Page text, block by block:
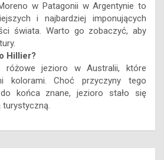
w Patagonii w Argentynie to
i najbardziej imponujących
świata. Warto go zobaczyć, aby
Hillier?
różowe jezioro w Australii, które
kolorami. Choć przyczyny tego
końca znane, jezioro stało się
turystyczną.